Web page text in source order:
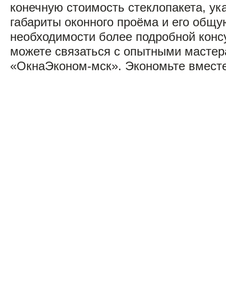
конечную стоимость стеклопакета,
габариты оконного проёма и его
необходимости более подробной
можете связаться с опытными
«ОкнаЭконом-мск». Экономьте